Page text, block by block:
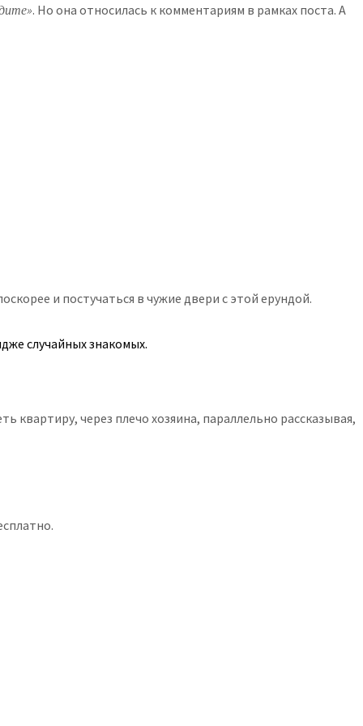
. Но она относилась к комментариям в рамках поста. А
и постучаться в чужие двери с этой ерундой.
случайных знакомых.
квартиру, через плечо хозяина, параллельно рассказывая,